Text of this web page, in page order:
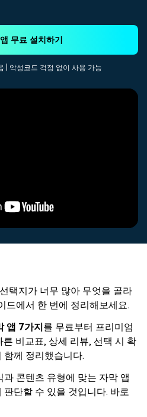
로그인
무료 설치하기
| 악성코드 걱정 없이 사용 가능
택지가 너무 많아 무엇을 골라
드에서 한 번에 정리해보세요.
앱 7가지를 무료부터 프리미엄
비교표, 상세 리뷰, 선택 시 확
함께 정리했습니다.
콘텐츠 유형에 맞는 자막 앱
단할 수 있을 것입니다. 바로